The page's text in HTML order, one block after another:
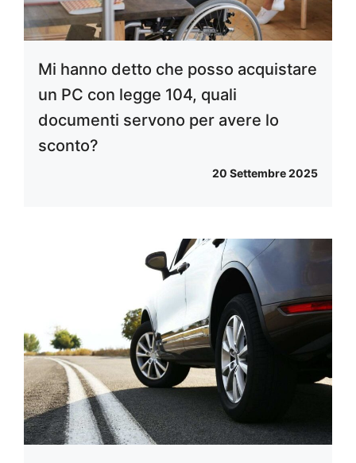
Mi hanno detto che posso acquistare
un PC con legge 104, quali
documenti servono per avere lo
sconto?
20 Settembre 2025